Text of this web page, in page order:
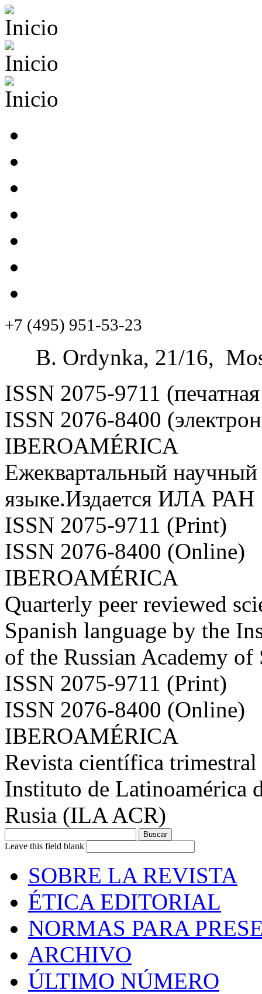
Pasar al contenido principal
+7 (495) 951-53-23
B. Ordynka, 21/16,
ISSN 2075-9711
ISSN 2076-8400
IBEROAMÉRICA
Ежеквартальный
языке.Издается ИЛА РАН
ISSN 2075-9711 (Print)
ISSN 2076-8400 (Online)
IBEROAMÉRICA
Quarterly peer reviewed
Spanish language by the
of the Russian Academy
ISSN 2075-9711 (Print)
ISSN 2076-8400 (Online)
IBEROAMÉRICA
Revista científica
Instituto de Latinoamérica
Rusia (ILA ACR)
Leave this field blank
SOBRE LA REVISTA
ÉTICA EDITORIAL
NORMAS PARA
ARCHIVO
ÚLTIMO NÚMERO